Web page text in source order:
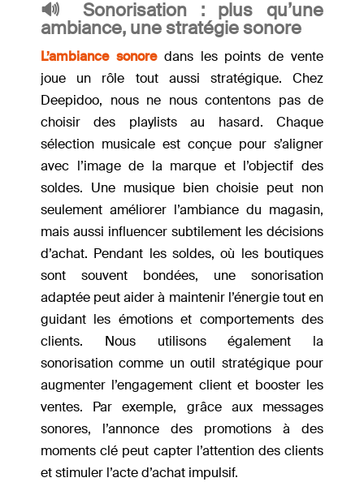
🔊 Sonorisation : plus qu’une
ambiance, une stratégie sonore
L’ambiance sonoredans les points de vente
joue un rôle tout aussi stratégique. Chez
Deepidoo, nous ne nous contentons pas de
choisir des playlists au hasard. Chaque
sélection musicale est conçue pour s’aligner
avec l’image de la marque et l’objectif des
soldes. Une musique bien choisie peut non
seulement améliorer l’ambiance du magasin,
mais aussi influencer subtilement les décisions
d’achat. Pendant les soldes, où les boutiques
sont souvent bondées, une sonorisation
adaptée peut aider à maintenir l’énergie tout en
guidant les émotions et comportements des
clients. Nous utilisons également la
sonorisation comme un outil stratégique pour
augmenter l’engagement client et booster les
ventes. Par exemple, grâce aux messages
sonores, l’annonce des promotions à des
moments clé peut capter l’attention des clients
et stimuler l’acte d’achat impulsif.